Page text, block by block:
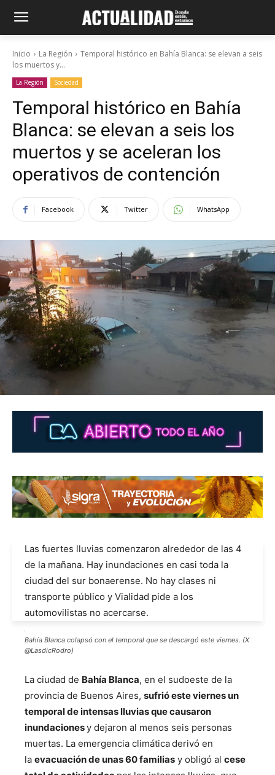
Inicio La Región
Temporal histórico en Bahía Blanca: se elevan a seis
los muertos y...
La Región Sociedad
Temporal histórico en Bahía
Blanca: se elevan a seis los
muertos y se aceleran los
operativos de contención
Facebook Twitter WhatsApp
Las fuertes lluvias comenzaron alrededor de las 4
de la mañana. Hay inundaciones en casi toda la
ciudad del sur bonaerense. No hay clases ni
transporte público y Vialidad pide a los
automovilistas no acercarse.
Bahía Blanca colapsó con el temporal que se descargó este viernes. (X
@LasdicRodro)
La ciudad de Bahía Blanca, en el sudoeste de la
provincia de Buenos Aires, sufrió este viernes un
temporal de intensas lluvias que causaron
inundacionesy dejaron al menos seis personas
muertas. La emergencia climáticaderivó en
la evacuación de unas 60 familias y obligó al cese